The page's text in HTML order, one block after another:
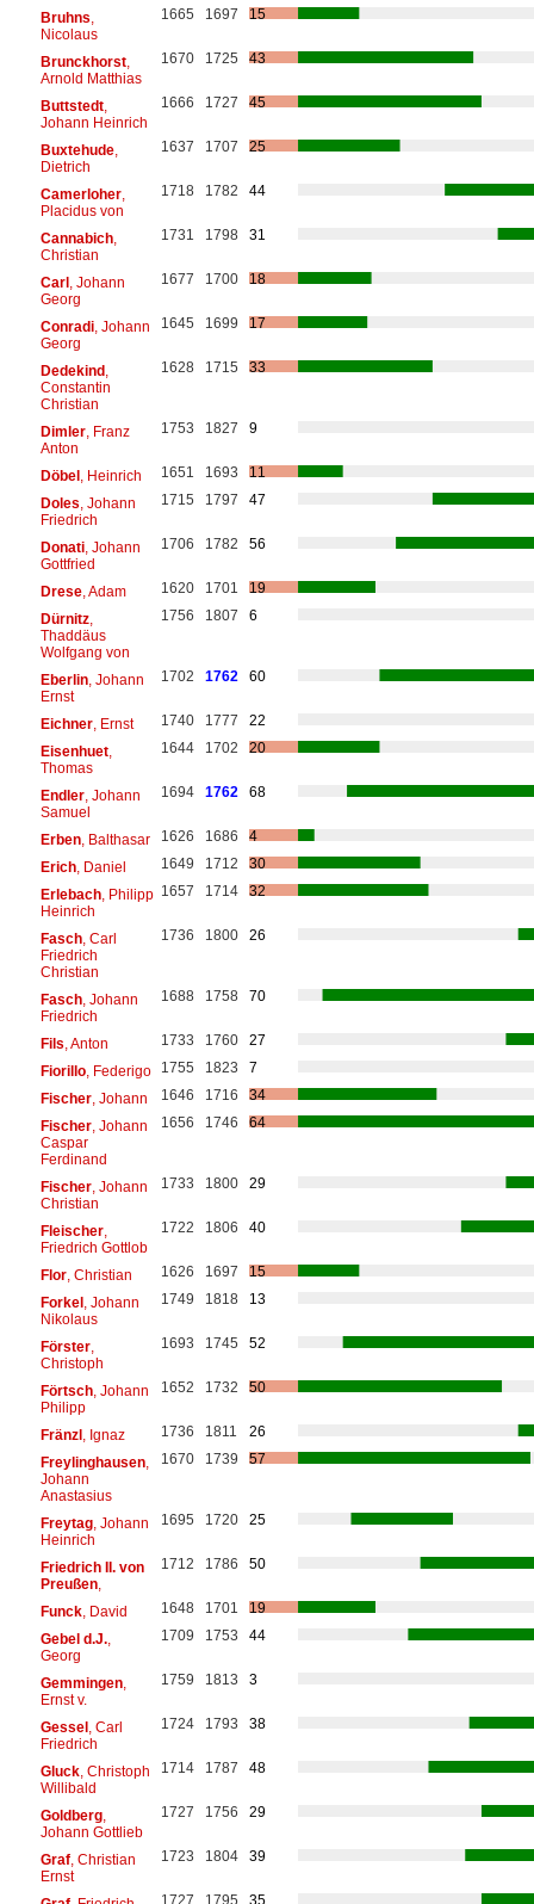
Bruhns
Nicolaus
1665 1697 15
Brunckhorst,
Arnold Matthias
1670 1725 43
Buttstedt,
Johann Heinrich
1666 1727 45
Buxtehude,
Dietrich
1637 1707 25
Camerloher,
Placidus von
1718 1782 44
Cannabich,
Christian
1731 1798 31
Carl, Johann
Georg
1677 1700 18
Conradi, Johann
Georg
1645 1699 17
Dedekind,
Constantin
Christian
1628 1715 33
Dimler, Franz
Anton
1753 1827 9
Döbel, Heinrich 1651 1693
11
Doles , Johann
Friedrich
1715 1797 47
Donati, Johann
Gottfried
1706 1782 56
Drese, Adam 1620 1701
19
Dürnitz,
Thaddäus
Wolfgang von
1756 1807 6
Eberlin, Johann
Ernst
1702 1762 60
Eichner, Ernst 1740 1777
22
Eisenhuet,
Thomas
1644 1702 20
Endler, Johann
Samuel
1694 1762 68
Erben, Balthasar 1626 1686
4
Erich, Daniel 1649 1712
30
Erlebach, Philipp
Heinrich
1657 1714 32
Fasch, Carl
Friedrich
Christian
1736 1800 26
Fasch, Johann
Friedrich
1688 1758 70
Fils , Anton 1733 1760
27
Fiorillo, Federigo 1755 1823
7
Fischer, Johann 1646 1716
34
Fischer, Johann
Caspar
Ferdinand
1656 1746 64
Fischer, Johann
Christian
1733 1800 29
Fleischer,
Friedrich Gottlob
1722 1806 40
Flor, Christian 1626 1697
15
Forkel, Johann
Nikolaus
1749 1818 13
Förster,
Christoph
1693 1745 52
Förtsch, Johann
Philipp
1652 1732 50
Fränzl, Ignaz 1736 1811
26
Freylinghausen,
Johann
Anastasius
1670 1739 57
Freytag, Johann
Heinrich
1695 1720 25
Friedrich II. von
Preußen,
1712 1786 50
Funck, David 1648 1701
19
Gebel d.J.,
Georg
1709 1753 44
Gemmingen,
Ernst v.
1759 1813 3
Gessel, Carl
Friedrich
1724 1793 38
Gluck, Christoph
Willibald
1714 1787 48
Goldberg,
Johann Gottlieb
1727 1756 29
Graf, Christian
Ernst
1723 1804 39
1727 1795 35